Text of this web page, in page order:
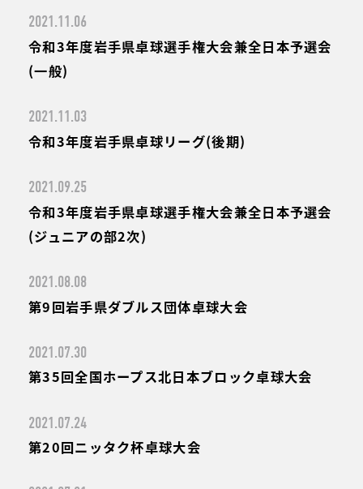
2021.11.06
令和3年度岩手県卓球選手権大会兼全日本予選会
(一般)
2021.11.03
令和3年度岩手県卓球リーグ(後期)
2021.09.25
令和3年度岩手県卓球選手権大会兼全日本予選会
(ジュニアの部2次)
2021.08.08
第9回岩手県ダブルス団体卓球大会
2021.07.30
第35回全国ホープス北日本ブロック卓球大会
2021.07.24
第20回ニッタク杯卓球大会